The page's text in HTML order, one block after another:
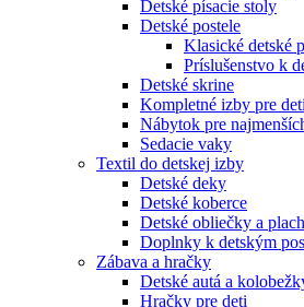
Detské písacie stoly
Detské postele
Klasické detské
Príslušenstvo k
Detské skrine
Kompletné izby pre deti
Nábytok pre
Sedacie vaky
Textil do detskej izby
Detské deky
Detské koberce
Detské obliečky a
Doplnky k detským
Zábava a hračky
Detské autá a
Hračky pre deti